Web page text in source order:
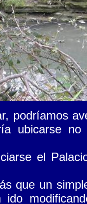
podríamos
ubicarse
el
que un